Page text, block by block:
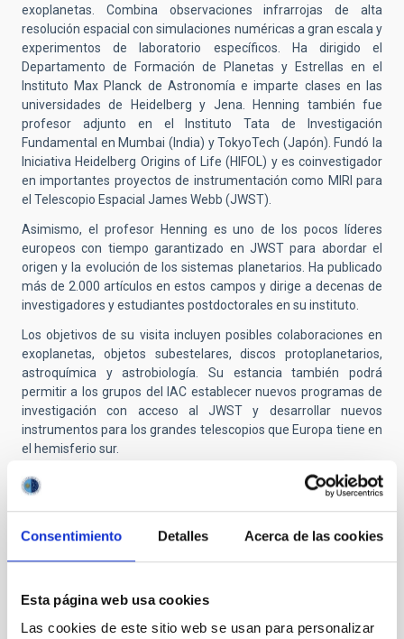
Consentimiento Detalles Acerca de las cookies
Esta página web usa cookies
Las cookies de este sitio web se usan para personalizar
exoplanetas. Combina observaciones infrarrojas de alta
resolución espacial con simulaciones numéricas a gran escala y
experimentos de laboratorio específicos. Ha dirigido el
Departamento de Formación de Planetas y Estrellas en el
Instituto Max Planck de Astronomía e imparte clases en las
universidades de Heidelberg y Jena. Henning también fue
profesor adjunto en el Instituto Tata de Investigación
Fundamental en Mumbai (India) y TokyoTech (Japón). Fundó la
Iniciativa Heidelberg Origins of Life (HIFOL) y es coinvestigador
en importantes proyectos de instrumentación como MIRI para
el Telescopio Espacial James Webb (JWST).
Asimismo, el profesor Henning es uno de los pocos líderes
europeos con tiempo garantizado en JWST para abordar el
origen y la evolución de los sistemas planetarios. Ha publicado
más de 2.000 artículos en estos campos y dirige a decenas de
investigadores y estudiantes postdoctorales en su instituto.
Los objetivos de su visita incluyen posibles colaboraciones en
exoplanetas, objetos subestelares, discos protoplanetarios,
astroquímica y astrobiología. Su estancia también podrá
permitir a los grupos del IAC establecer nuevos programas de
investigación con acceso al JWST y desarrollar nuevos
instrumentos para los grandes telescopios que Europa tiene en
el hemisferio sur.
ESTADO